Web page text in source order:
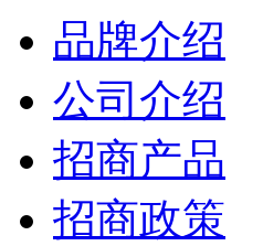
品牌介绍
公司介绍
招商产品
招商政策